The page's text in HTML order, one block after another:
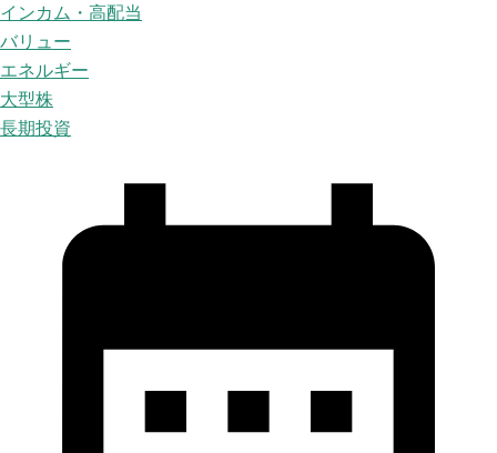
インカム・高配当
バリュー
エネルギー
大型株
長期投資